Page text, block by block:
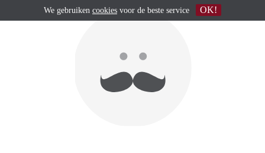
We gebruiken cookies voor de beste service OK!